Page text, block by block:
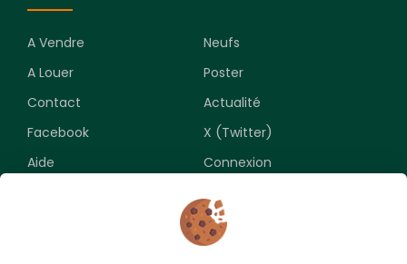
A Vendre
Neufs
A Louer
Poster
Contact
Actualité
Facebook
X (Twitter)
Aide
Connexion